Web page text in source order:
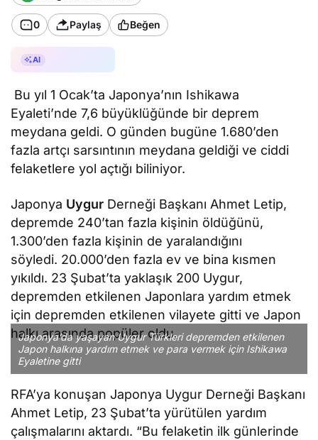
0 Paylaş Beğen
AI
Bu yıl 1 Ocak’ta Japonya’nın Ishikawa
Eyaleti’nde 7,6 büyüklüğünde bir deprem
meydana geldi. O günden bugüne 1.680’den
fazla artçı sarsıntının meydana geldiği ve ciddi
felaketlere yol açtığı biliniyor.
Japonya Uygur Derneği Başkanı Ahmet Letip,
depremde 240’tan fazla kişinin öldüğünü,
1.300’den fazla kişinin de yaralandığını
söyledi. 20.000’den fazla ev ve bina kısmen
yıkıldı. 23 Şubat’ta yaklaşık 200 Uygur,
depremden etkilenen Japonlara yardım etmek
için depremden etkilenen vilayete gitti ve Japon
halkı arasında popüler oldu.
Japonya’da yaşayan Uygur Türkleri depremden etkilenen
Japon halkına yardım etmek ve para vermek için Ishikawa
Eyaletine gitti
RFA’ya konuşan Japonya Uygur Derneği Başkanı
Ahmet Letip, 23 Şubat’ta yürütülen yardım
çalışmalarını aktardı. “Bu felaketin ilk günlerinde